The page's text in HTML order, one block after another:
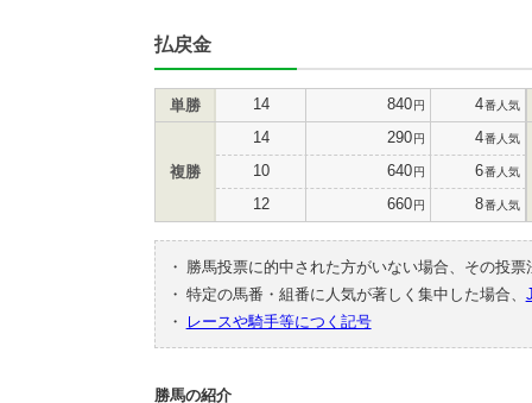
払戻金
単勝 14 840円 4番人気
複勝
14 290円 4番人気
10 640円 6番人気
12 660円 8番人気
・
勝馬投票に的中された方がいない場合、その投
・ 特定の馬番・組番に人気が著しく集中した場合、
・
レースや騎手等につく記号
勝馬の紹介